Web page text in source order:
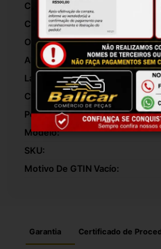
Com Iluminação:
Con Porta-Copos:
Origem:
Altura Da Embalagem:
Largura Da Embalagem:
Comprimento Da Embalagem:
Peso Da Embalagem:
Modelo:
SKU:
Motivo De GTIN Vacío:
Garantia Certificado de